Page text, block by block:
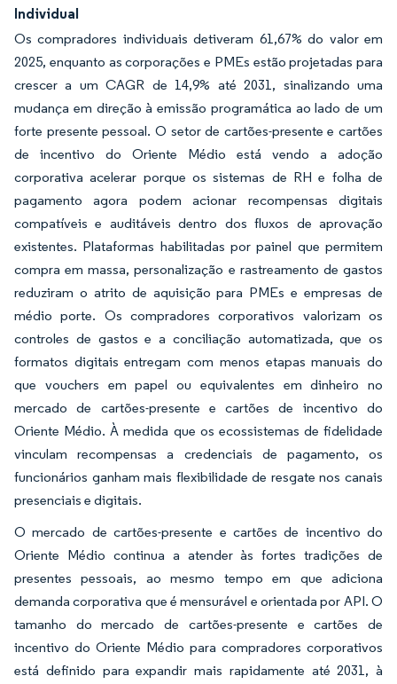
Individual
Os compradores individuais detiveram 61,67% do valor em
2025, enquanto as corporações e PMEs estão projetadas para
crescer a um CAGR de 14,9% até 2031, sinalizando uma
mudança em direção à emissão programática ao lado de um
forte presente pessoal. O setor de cartões-presente e cartões
de incentivo do Oriente Médio está vendo a adoção
corporativa acelerar porque os sistemas de RH e folha de
pagamento agora podem acionar recompensas digitais
compatíveis e auditáveis dentro dos fluxos de aprovação
existentes. Plataformas habilitadas por painel que permitem
compra em massa, personalização e rastreamento de gastos
reduziram o atrito de aquisição para PMEs e empresas de
médio porte. Os compradores corporativos valorizam os
controles de gastos e a conciliação automatizada, que os
formatos digitais entregam com menos etapas manuais do
que vouchers em papel ou equivalentes em dinheiro no
mercado de cartões-presente e cartões de incentivo do
Oriente Médio. À medida que os ecossistemas de fidelidade
vinculam recompensas a credenciais de pagamento, os
funcionários ganham mais flexibilidade de resgate nos canais
presenciais e digitais.
O mercado de cartões-presente e cartões de incentivo do
Oriente Médio continua a atender às fortes tradições de
presentes pessoais, ao mesmo tempo em que adiciona
demanda corporativa que é mensurável e orientada por API. O
tamanho do mercado de cartões-presente e cartões de
incentivo do Oriente Médio para compradores corporativos
está definido para expandir mais rapidamente até 2031, à